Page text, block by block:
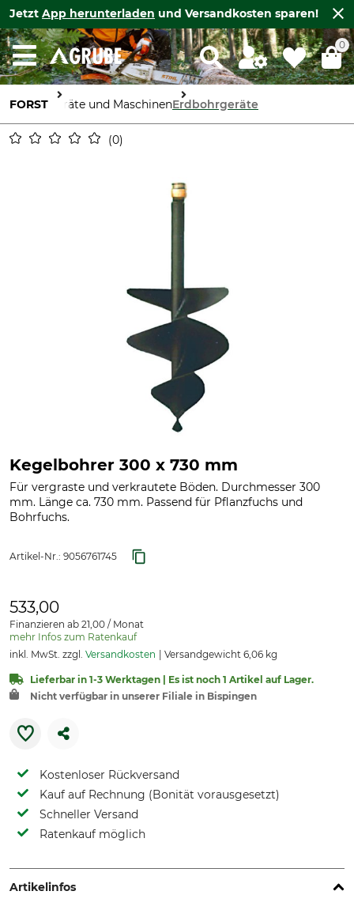
Jetzt App herunterladen und Versandkosten sparen!
0
FORST Geräte und MaschinenErdbohrgeräte
0
Kegelbohrer 300 x 730 mm
Für vergraste und verkrautete Böden. Durchmesser 300
mm. Länge ca. 730 mm. Passend für Pflanzfuchs und
Bohrfuchs.
Artikel-Nr.: 9056761745
533,00
Finanzieren ab 21,00 / Monat
mehr Infos zum Ratenkauf
inkl. MwSt. zzgl. Versandkosten Versandgewicht 6,06 kg
Lieferbar in 1-3 Werktagen | Es ist noch 1 Artikel auf Lager.
Nicht verfügbar in unserer Filiale in Bispingen
Kostenloser Rückversand
Kauf auf Rechnung (Bonität vorausgesetzt)
Schneller Versand
Ratenkauf möglich
Artikelinfos